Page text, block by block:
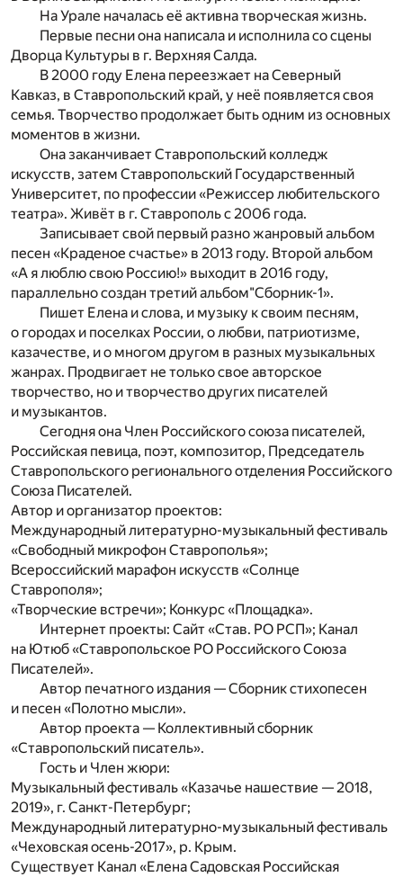
На Урале началась её активна творческая жизнь.
Первые песни она написала и исполнила со сцены
Дворца Культуры в г. Верхняя Салда.
В 2000 году Елена переезжает на Северный
Кавказ, в Ставропольский край, у неё появляется своя
семья. Творчество продолжает быть одним из основных
моментов в жизни.
Она заканчивает Ставропольский колледж
искусств, затем Ставропольский Государственный
Университет, по профессии «Режиссер любительского
театра». Живёт в г. Ставрополь с 2006 года.
Записывает свой первый разно жанровый альбом
песен «Краденое счастье» в 2013 году. Второй альбом
«А я люблю свою Россию!» выходит в 2016 году,
параллельно создан третий альбом"Сборник-1».
Пишет Елена и слова, и музыку к своим песням,
о городах и поселках России, о любви, патриотизме,
казачестве, и о многом другом в разных музыкальных
жанрах. Продвигает не только свое авторское
творчество, но и творчество других писателей
и музыкантов.
Сегодня она Член Российского союза писателей,
Российская певица, поэт, композитор, Председатель
Ставропольского регионального отделения Российского
Союза Писателей.
Автор и организатор проектов:
Международный литературно-музыкальный фестиваль
«Свободный микрофон Ставрополья»;
Всероссийский марафон искусств «Солнце
Ставрополя»;
«Творческие встречи»; Конкурс «Площадка».
Интернет проекты: Сайт «Став. РО РСП»; Канал
на Ютюб «Ставропольское РО Российского Союза
Писателей».
Автор печатного издания — Сборник стихопесен
и песен «Полотно мысли».
Автор проекта — Коллективный сборник
«Ставропольский писатель».
Гость и Член жюри:
Музыкальный фестиваль «Казачье нашествие — 2018,
2019», г. Санкт-Петербург;
Международный литературно-музыкальный фестиваль
«Чеховская осень-2017», р. Крым.
Существует Канал «Елена Садовская Российская